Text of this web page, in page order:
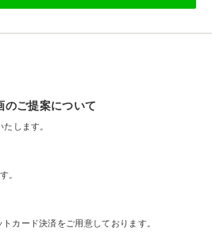
のご提案について
します。
。
カード決済をご用意しております。